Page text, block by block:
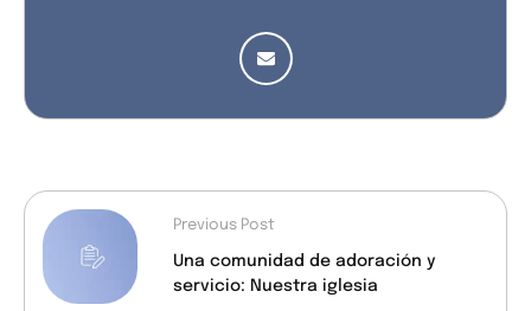
Previous Post
Una comunidad de adoración y
servicio: Nuestra iglesia